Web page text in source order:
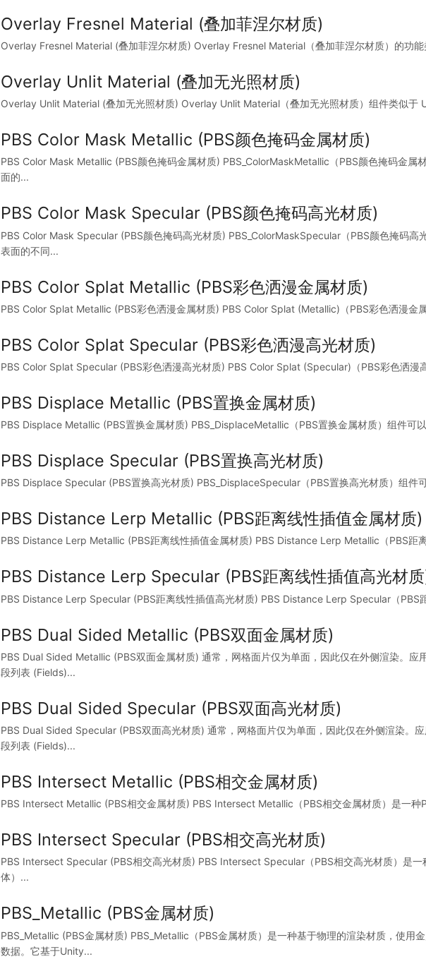
Overlay Fresnel Material (叠加菲涅尔材质)
Overlay Fresnel Material (叠加菲涅尔材质) Overlay Fresnel Material（叠加菲涅尔材质）的功
Overlay Unlit Material (叠加无光照材质)
Overlay Unlit Material (叠加无光照材质) Overlay Unlit Material（叠加无光照材质）组件类似于
PBS Color Mask Metallic (PBS颜色掩码金属材质)
PBS Color Mask Metallic (PBS颜色掩码金属材质) PBS_ColorMaskMetallic（PBS颜色掩码金属
面的...
PBS Color Mask Specular (PBS颜色掩码高光材质)
PBS Color Mask Specular (PBS颜色掩码高光材质) PBS_ColorMaskSpecular（PBS颜色掩码高
表面的不同...
PBS Color Splat Metallic (PBS彩色洒漫金属材质)
PBS Color Splat Metallic (PBS彩色洒漫金属材质) PBS Color Splat (Metallic)（PBS彩色洒漫金
PBS Color Splat Specular (PBS彩色洒漫高光材质)
PBS Color Splat Specular (PBS彩色洒漫高光材质) PBS Color Splat (Specular)（PBS彩色洒漫
PBS Displace Metallic (PBS置换金属材质)
PBS Displace Metallic (PBS置换金属材质) PBS_DisplaceMetallic（PBS置换金属材质）组件可
PBS Displace Specular (PBS置换高光材质)
PBS Displace Specular (PBS置换高光材质) PBS_DisplaceSpecular（PBS置换高光材质）组件
PBS Distance Lerp Metallic (PBS距离线性插值金属材质)
PBS Distance Lerp Metallic (PBS距离线性插值金属材质) PBS Distance Lerp Metallic（PBS距
PBS Distance Lerp Specular (PBS距离线性插值高光材
PBS Distance Lerp Specular (PBS距离线性插值高光材质) PBS Distance Lerp Specular（PBS
PBS Dual Sided Metallic (PBS双面金属材质)
PBS Dual Sided Metallic (PBS双面金属材质) 通常，网格面片仅为单面，因此仅在外侧渲染。应
段列表 (Fields)...
PBS Dual Sided Specular (PBS双面高光材质)
PBS Dual Sided Specular (PBS双面高光材质) 通常，网格面片仅为单面，因此仅在外侧渲染。
段列表 (Fields)...
PBS Intersect Metallic (PBS相交金属材质)
PBS Intersect Metallic (PBS相交金属材质) PBS Intersect Metallic（PBS相交金属材质）是一种
PBS Intersect Specular (PBS相交高光材质)
PBS Intersect Specular (PBS相交高光材质) PBS Intersect Specular（PBS相交高光材质）是一
体）...
PBS_Metallic (PBS金属材质)
PBS_Metallic (PBS金属材质) PBS_Metallic（PBS金属材质）是一种基于物理的渲染材质，使用
数据。它基于Unity...